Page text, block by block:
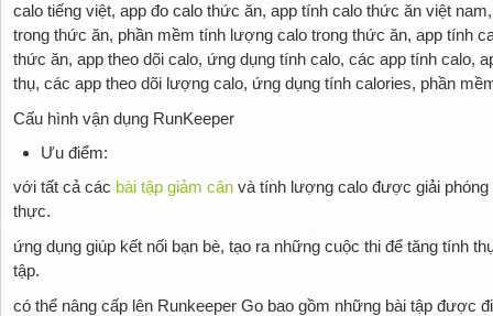
Cấu hình vận dụng RunKeeper
Ưu điểm:
với tất cả các bài tập giảm cânvà tính lượng calo được giải
thực.
ứng dụng giúp kết nối bạn bè, tạo ra những cuộc thi để tăng tính
tập.
có thể nâng cấp lên Runkeeper Go bao gồm những bài tập được